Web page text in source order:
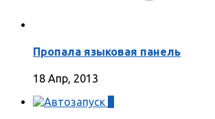
Пропала языковая панель
18 Апр, 2013